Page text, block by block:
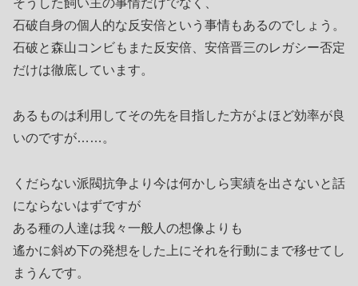
そうした飼い主の事情だけでなく、
石破自身の個人的な反安倍という事情もあるのでしょう。
石破と森山コンビもまた反安倍、安倍晋三のレガシー否定
だけは徹底しています。
あるものは利用してその先を目指した方がよほど効率が良
いのですが……。
くだらない派閥抗争より今は何かしら実績を出さないと話
にならないはずですが
ある種の人達は我々一般人の想像よりも
遙かに斜め下の発想をした上にそれを行動にまで移せてし
まうんです。